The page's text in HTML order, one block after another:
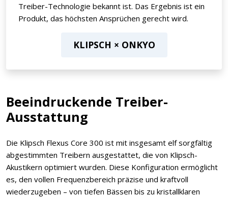
Treiber-Technologie bekannt ist. Das Ergebnis ist ein
Produkt, das höchsten Ansprüchen gerecht wird.
KLIPSCH × ONKYO
Beeindruckende Treiber-
Ausstattung
Die Klipsch Flexus Core 300 ist mit insgesamt elf sorgfältig
abgestimmten Treibern ausgestattet, die von Klipsch-
Akustikern optimiert wurden. Diese Konfiguration ermöglicht
es, den vollen Frequenzbereich präzise und kraftvoll
wiederzugeben – von tiefen Bässen bis zu kristallklaren